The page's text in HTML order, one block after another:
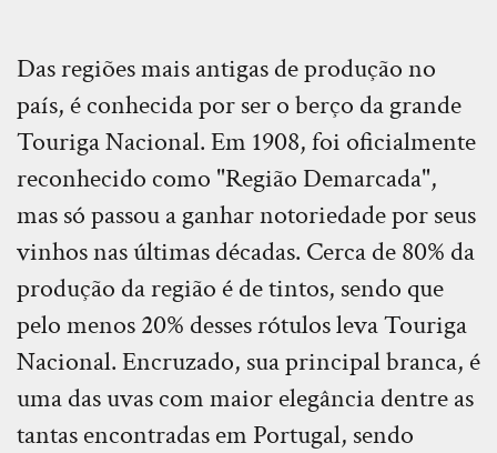
Das regiões mais antigas de produção no
país, é conhecida por ser o berço da grande
Touriga Nacional. Em 1908, foi oficialmente
reconhecido como "Região Demarcada",
mas só passou a ganhar notoriedade por seus
vinhos nas últimas décadas. Cerca de 80% da
produção da região é de tintos, sendo que
pelo menos 20% desses rótulos leva Touriga
Nacional. Encruzado, sua principal branca, é
uma das uvas com maior elegância dentre as
tantas encontradas em Portugal, sendo